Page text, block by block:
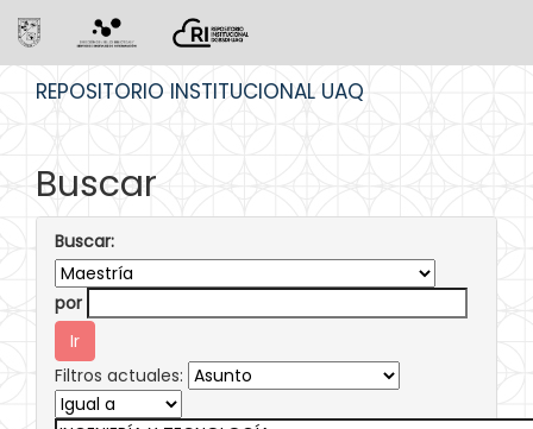
REPOSITORIO INSTITUCIONAL UAQ
Buscar
Buscar:
por
Filtros actuales: